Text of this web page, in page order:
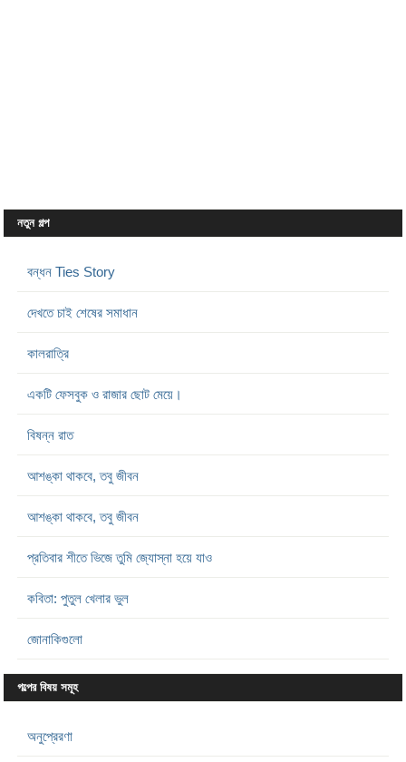
নতুন গল্প
বন্ধন Ties Story
দেখতে চাই শেষের সমাধান
কালরাত্রি
একটি ফেসবুক ও রাজার ছোট মেয়ে।
বিষন্ন রাত
আশঙ্কা থাকবে, তবু জীবন
আশঙ্কা থাকবে, তবু জীবন
প্রতিবার শীতে ভিজে তুমি জ্যোস্না হয়ে যাও
কবিতা: পুতুল খেলার ভুল
জোনাকিগুলো
গল্পের বিষয় সমূহ
অনুপ্রেরণা